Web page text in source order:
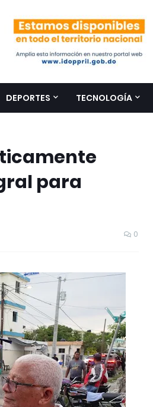
DEPORTES TECNOLOGÍA
para
0